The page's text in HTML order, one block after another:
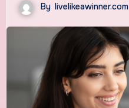
By livelikeawinner.com